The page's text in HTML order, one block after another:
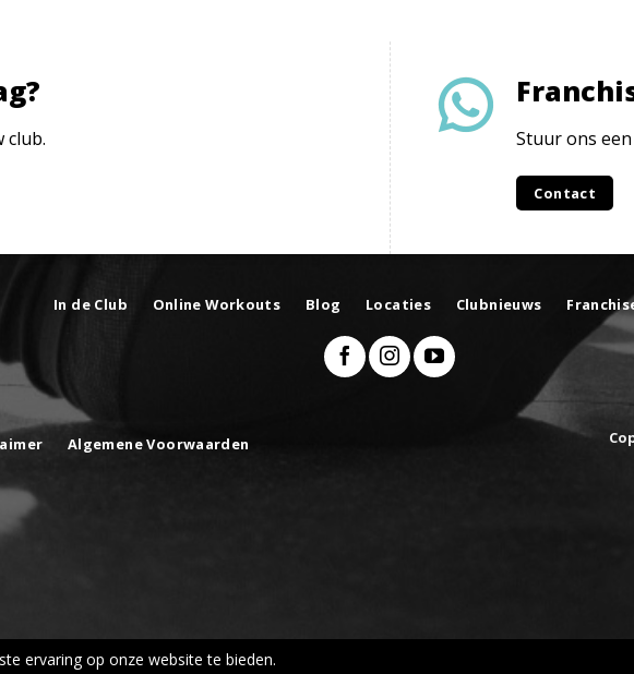
club. Stuur ons
Contact
In de Club Online Workouts Blog Locaties Clubnieuws
Algemene Voorwaarden
ervaring op onze website te bieden.